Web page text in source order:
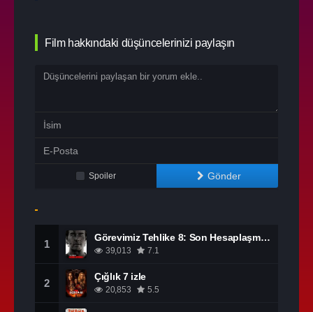
Film hakkındaki düşüncelerinizi paylaşın
Spoiler Gönder
1
Görevimiz Tehlike 8: Son Hesaplaşma izle
39,013 7.1
2
Çığlık 7 izle
20,853 5.5